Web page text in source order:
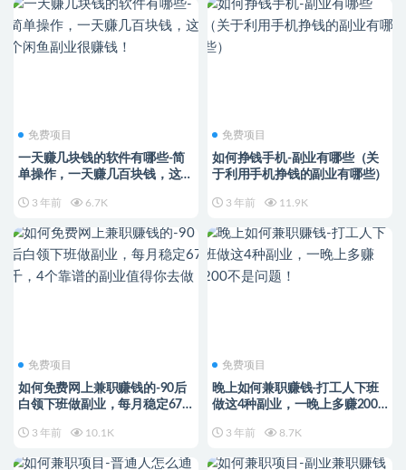
免费项目
一天赚几块钱的软件有哪些-简
单操作，一天赚几百块钱，这个
3 年前 6.7K
免费项目
如何挣钱手机-副业有哪些（关
于利用手机挣钱的副业有哪些）
3 年前 11.9K
免费项目
如何免费网上兼职赚钱的-90后
白领下班做副业，每月稳定67
3 年前 10.1K
免费项目
晚上如何兼职赚钱-打工人下班
做这4种副业，一晚上多赚200
3 年前 8.7K